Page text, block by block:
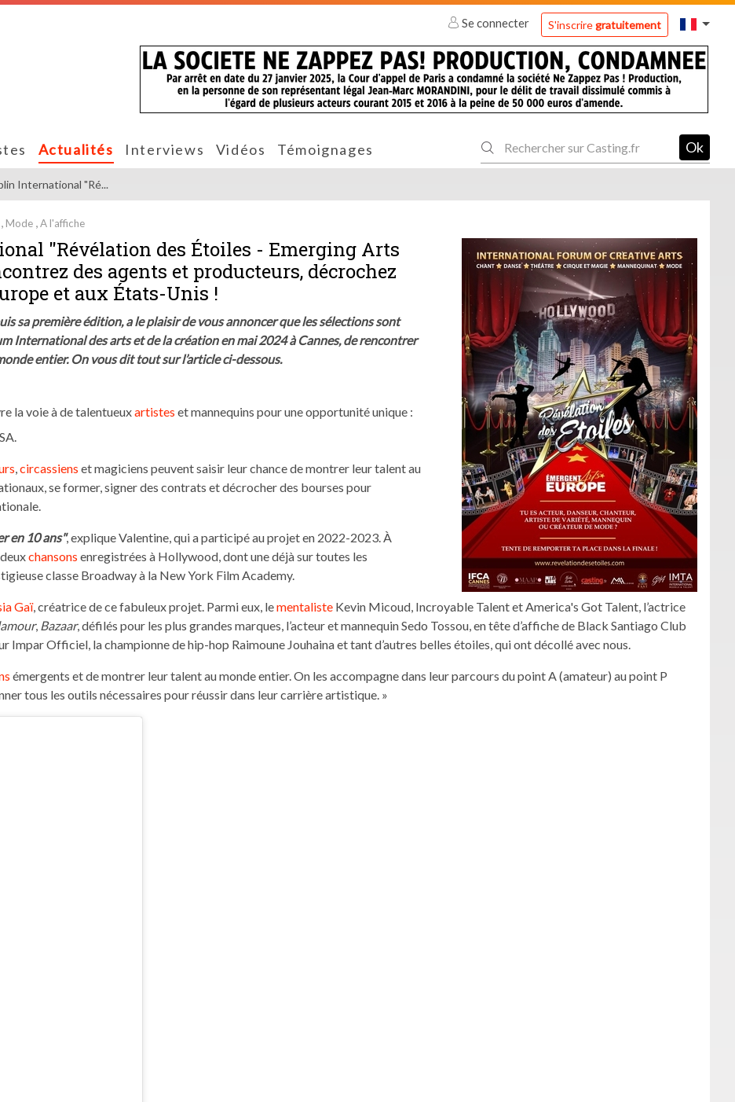
Se connecter S'inscriregratuitement
Actualités Interviews Vidéos Témoignages Ok
International "Ré...
Mode A l'affiche
"Révélation des Étoiles - Emerging Arts
des agents et producteurs, décrochez
et aux États-Unis !
sa première édition, a le plaisir de vous annoncer que les sélections sont
International des arts et de la création en mai 2024 à Cannes, de rencontrer
entier. On vous dit tout sur l’article ci-dessous.
la voie à de talentueuxartistes et mannequins pour une opportunité unique :
,circassiens et magiciens peuvent saisir leur chance de montrer leur talent au
se former, signer des contrats et décrocher des bourses pour
en 10 ans", explique Valentine, qui a participé au projet en 2022-2023. À
chansons enregistrées à Hollywood, dont une déjà sur toutes les
classe Broadway à la New York Film Academy.
Gaï, créatrice de ce fabuleux projet. Parmi eux, lementaliste Kevin Micoud, Incroyable Talent et America's Got Talent, l’actrice
, Bazaar, défilés pour les plus grandes marques, l’acteur et mannequin Sedo Tossou, en tête d’affiche de Black Santiago Club
Impar Officiel, la championne de hip-hop Raimoune Jouhaina et tant d’autres belles étoiles, qui ont décollé avec nous.
émergents et de montrer leur talent au monde entier. On les accompagne dans leur parcours du point A (amateur) au point P
tous les outils nécessaires pour réussir dans leur carrière artistique. »